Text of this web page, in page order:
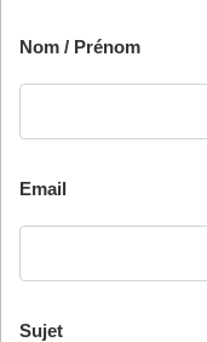
Nom / Prénom
Email
Sujet